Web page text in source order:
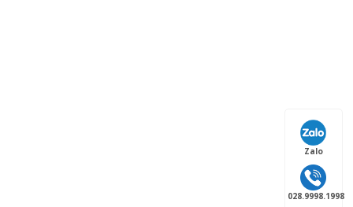
Zalo
028.9998.1998